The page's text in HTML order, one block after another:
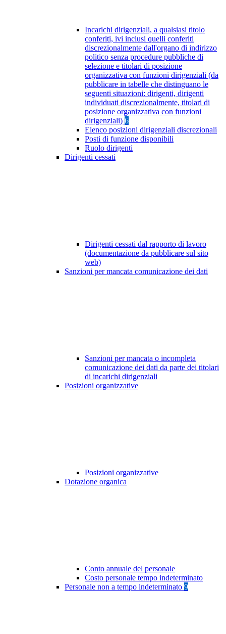
Incarichi dirigenziali, a qualsiasi titolo
conferiti, ivi inclusi quelli conferiti
discrezionalmente dall'organo di indirizzo
politico senza procedure pubbliche di
selezione e titolari di posizione
organizzativa con funzioni dirigenziali (da
pubblicare in tabelle che distinguano le
seguenti situazioni: dirigenti, dirigenti
individuati discrezionalmente, titolari di
posizione organizzativa con funzioni
dirigenziali) 6
Elenco posizioni dirigenziali discrezionali
Posti di funzione disponibili
Ruolo dirigenti
Dirigenti cessati
Dirigenti cessati dal rapporto di lavoro
(documentazione da pubblicare sul sito
web)
Sanzioni per mancata comunicazione dei dati
Sanzioni per mancata o incompleta
comunicazione dei dati da parte dei titolari
di incarichi dirigenziali
Posizioni organizzative
Posizioni organizzative
Dotazione organica
Conto annuale del personale
Costo personale tempo indeterminato
Personale non a tempo indeterminato 9